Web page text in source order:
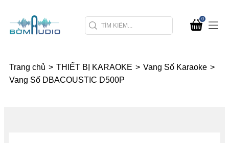
0
Trang chủ > THIẾT BỊ KARAOKE > Vang Số Karaoke >
Vang Số DBACOUSTIC D500P